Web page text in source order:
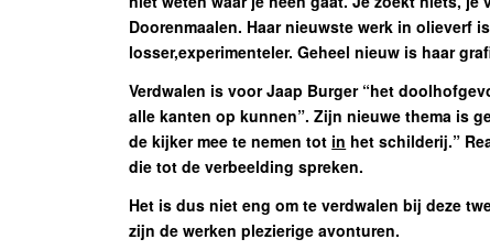
Doorenmaalen. Haar nieuwste werk in olieverf
losser,experimenteler. Geheel nieuw is haar
Verdwalen is voor Jaap Burger “het
alle kanten op kunnen”. Zijn nieuwe thema is
de kijker mee te nemen tot in het schilderij.”
die tot de verbeelding spreken.
Het is dus niet eng om te verdwalen bij deze
zijn de werken plezierige avonturen.